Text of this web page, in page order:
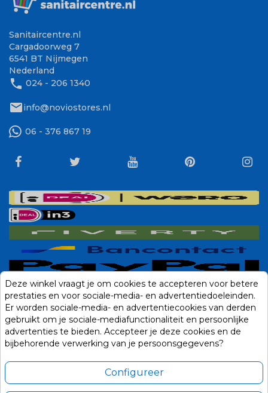
Sanitaircentre.nl
Cargadoorweg 7
6541 BT Nijmegen
Nederland
phone 024 - 206 1340
mailinfo@noviostores.nl
06 - 376 867 19
Deze winkel vraagt je om cookies te accepteren voor betere
prestaties en voor sociale-media- en advertentiedoeleinden.
Er worden sociale-media- en advertentiecookies van derden
gebruikt om je sociale-mediafunctionaliteit en persoonlijke
advertenties te bieden. Accepteer je deze cookies en de
bijbehorende verwerking van je persoonsgegevens?
Configureer